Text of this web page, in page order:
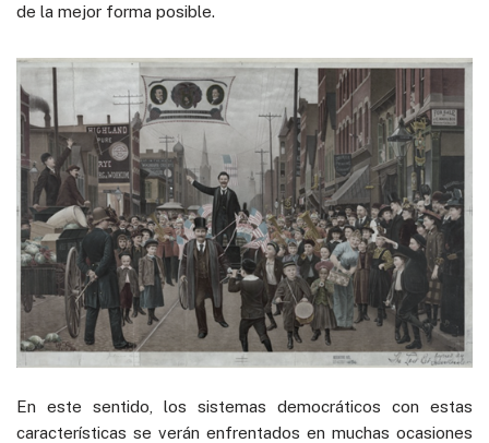
de la mejor forma posible.
En este sentido, los sistemas democráticos con estas
características se verán enfrentados en muchas ocasiones